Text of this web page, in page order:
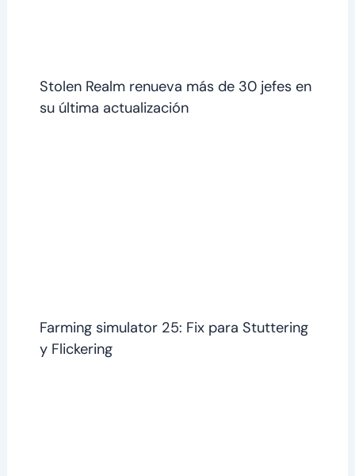
Stolen Realm renueva más de 30 jefes en
su última actualización
Farming simulator 25: Fix para Stuttering
y Flickering